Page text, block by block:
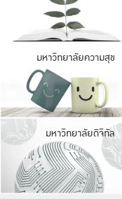
มหาวิทยาลัยความสุข
มหาวิทยาลัยดิจิทัล